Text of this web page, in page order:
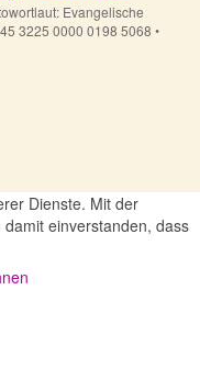
Evangelische
3225 0000 0198 5068 •
Dienste. Mit der
einverstanden, dass